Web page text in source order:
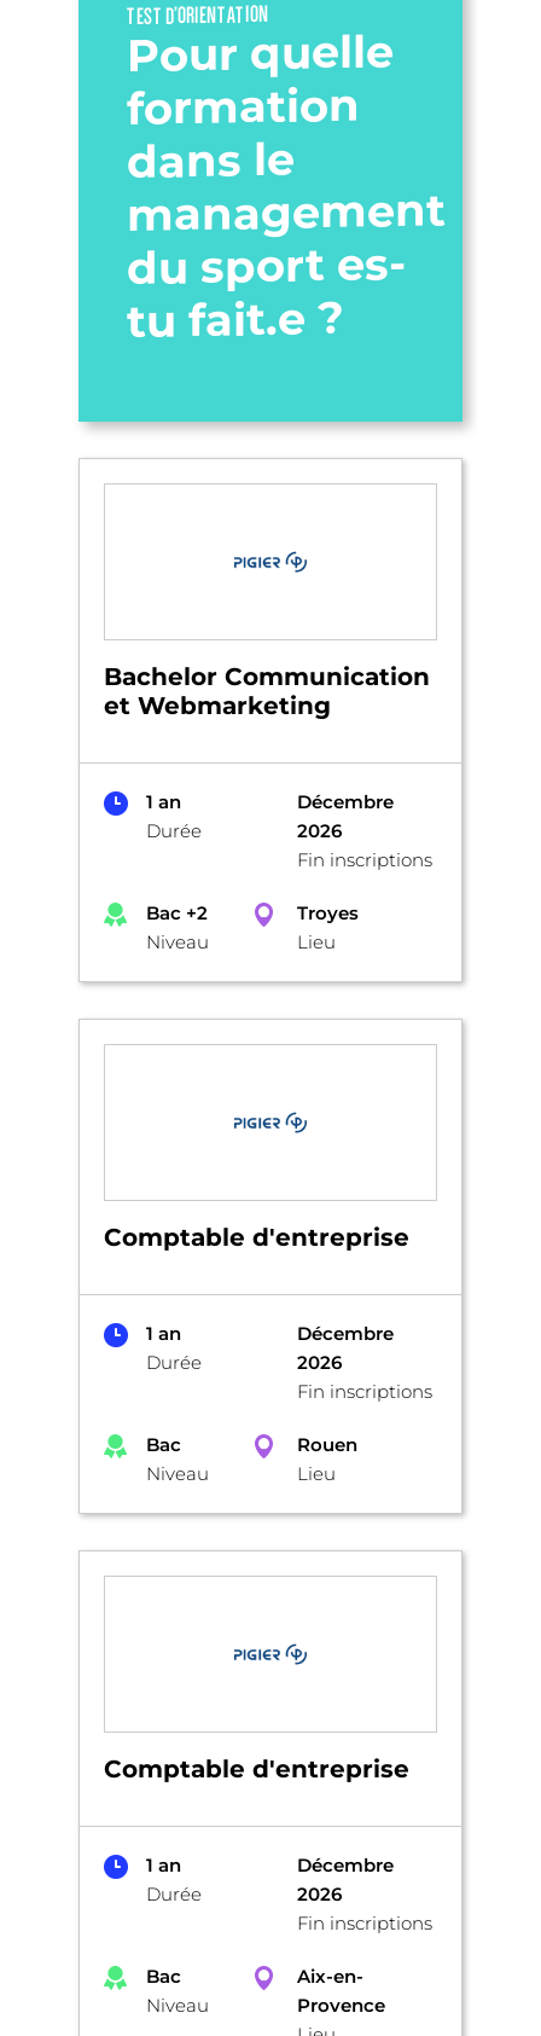
TEST D’ORIENTATION
Pour quelle
formation
dans le
management
du sport es-
tu fait.e ?
Bachelor Communication
et Webmarketing
1 an
Durée
Décembre
2026
Fin inscriptions
Bac +2
Niveau
Troyes
Lieu
Comptable d'entreprise
1 an
Durée
Décembre
2026
Fin inscriptions
Bac
Niveau
Rouen
Lieu
Comptable d'entreprise
1 an
Durée
Décembre
2026
Fin inscriptions
Bac
Niveau
Aix-en-
Provence